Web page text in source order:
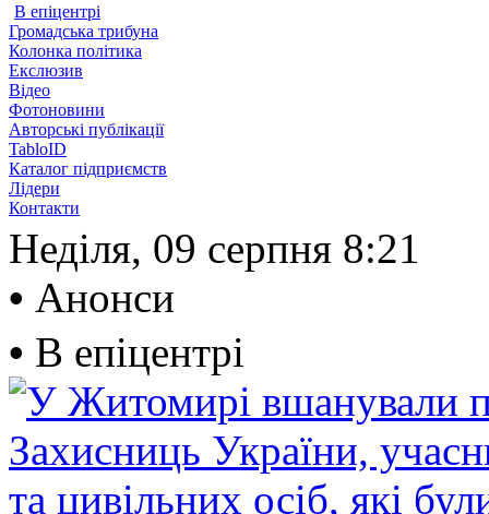
В епіцентрі
Громадська трибуна
Колонка політика
Екслюзив
Відео
Фотоновини
Авторські публікації
TabloID
Каталог підприємств
Лідери
Контакти
Неділя, 09 серпня 8:21
• Анонси
• В епіцентрі